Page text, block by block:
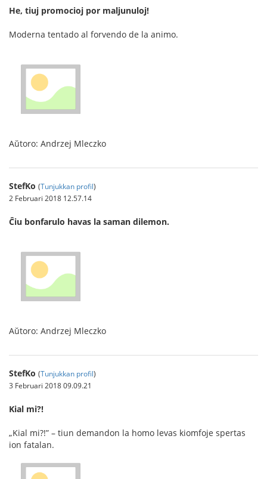
He, tiuj promocioj por maljunuloj!
Moderna tentado al forvendo de la animo.
Aŭtoro: Andrzej Mleczko
StefKo (Tunjukkan profil)
2 Februari 2018 12.57.14
Ĉiu bonfarulo havas la saman dilemon.
Aŭtoro: Andrzej Mleczko
StefKo (Tunjukkan profil)
3 Februari 2018 09.09.21
Kial mi?!
„Kial mi?!” – tiun demandon la homo levas kiomfoje spertas
ion fatalan.